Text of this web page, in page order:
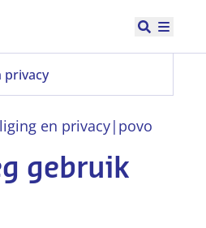
Open
privacy
en privacy| povo
gebruik